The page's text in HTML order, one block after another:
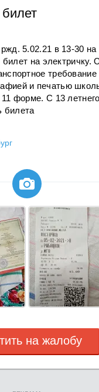
5.02.21 в 13-30
на
и печатью
форме. С 13
билета

на жалобу